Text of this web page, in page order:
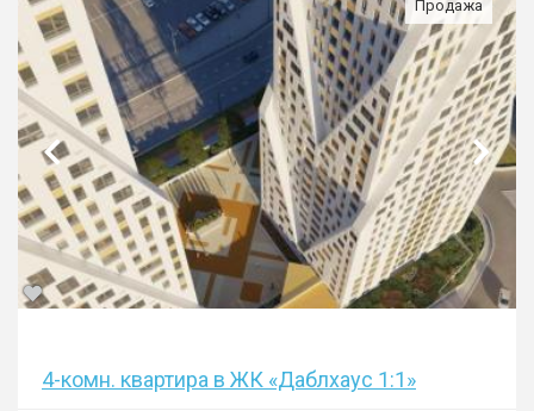
Продажа
4-комн. квартира в ЖК «Даблхаус 1:1»